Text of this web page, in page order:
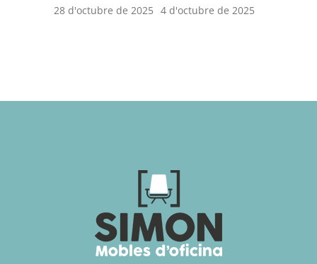
28 d'octubre de 2025 4 d'octubre de 2025